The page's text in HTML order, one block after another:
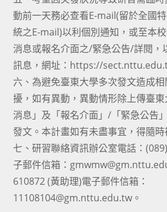
動前一天務必查看E-mail(留於全國
統之E-mail)以利個別通知，或至本
消息或報名介面之/緊急公告/詳閱，
訊息，網址：https://
六、為避免臺東大學多次發文造成
擾，如有異動，異動情形除上傳臺
消息」及「報名介面」/「緊急公告
發文。本計畫如有未盡事宜，得隨時
七、研習聯絡資訊辦公室電話：
子郵件信箱：
610872 (黃助理)電子郵件信箱：
11108104@gm.nttu.edu.tw。